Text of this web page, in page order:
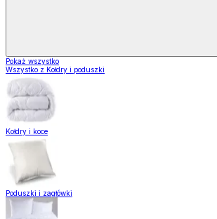
Pokaż wszystko
Wszystko z Kołdry i poduszki
Kołdry i koce
Poduszki i zagłówki